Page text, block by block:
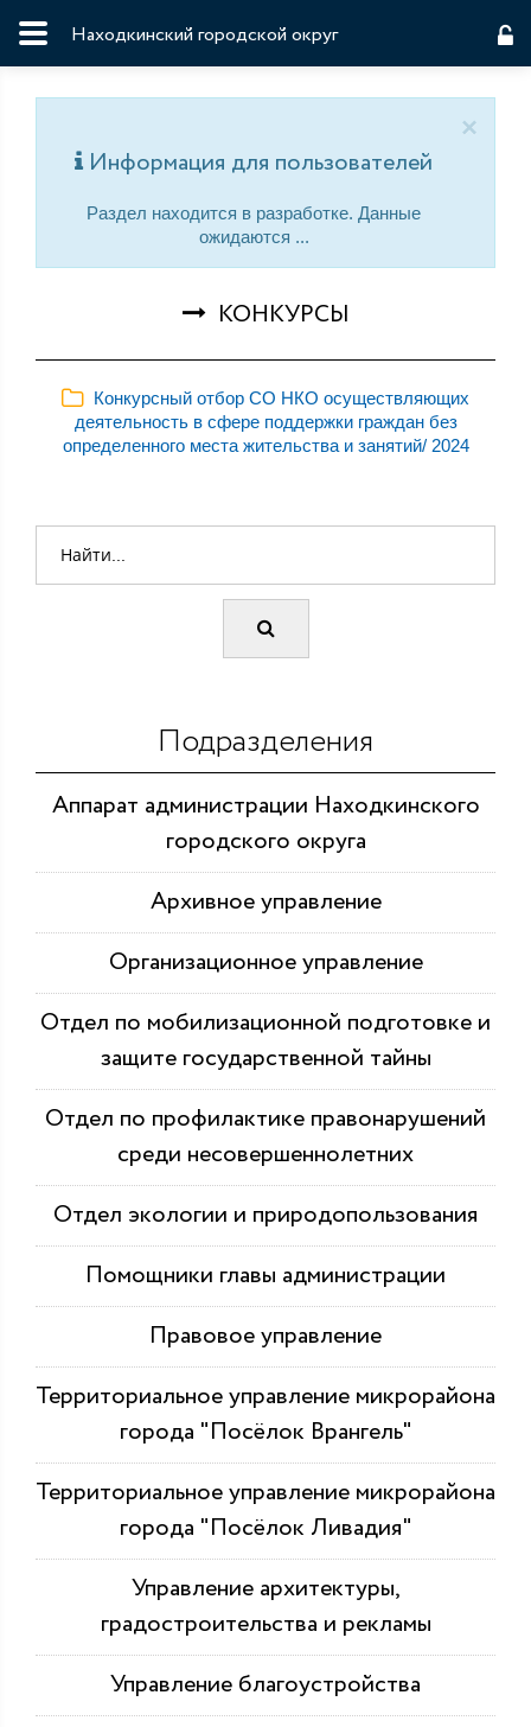
Находкинский городской округ
×
Информация для пользователей
Раздел находится в разработке. Данные
ожидаются ...
КОНКУРСЫ
Конкурсный отбор СО НКО осуществляющих
деятельность в сфере поддержки граждан без
определенного места жительства и занятий/ 2024
Подразделения
Аппарат администрации Находкинского
городского округа
Архивное управление
Организационное управление
Отдел по мобилизационной подготовке и
защите государственной тайны
Отдел по профилактике правонарушений
среди несовершеннолетних
Отдел экологии и природопользования
Помощники главы администрации
Правовое управление
Территориальное управление микрорайона
города "Посёлок Врангель"
Территориальное управление микрорайона
города "Посёлок Ливадия"
Управление архитектуры,
градостроительства и рекламы
Управление благоустройства